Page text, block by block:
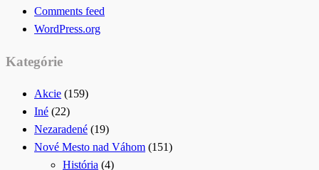
Comments feed
WordPress.org
Kategórie
Akcie (159)
Iné (22)
Nezaradené (19)
Nové Mesto nad Váhom (151)
História (4)